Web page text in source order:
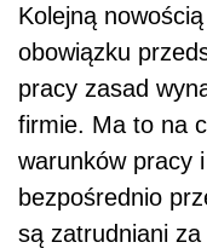
Kolejną
obowiązku
pracy zasad
firmie. Ma to na
warunków pracy
bezpośrednio
są zatrudniani